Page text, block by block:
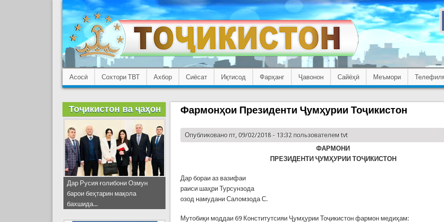
Асосӣ Сохтори ТВТ Ахбор Сиёсат Иқтисод Фарҳанг Ҷавонон Сайёҳӣ Меъмори
Фармонҳои Президенти Ҷумҳурии Тоҷикистон
Опубликовано пт, 09/02/2018 - 13:32 пользователемtvt
ФАРМОНИ
ПРЕЗИДЕНТИ ҶУМҲУРИИ ТОҶИКИСТОН
Дар бораи аз вазифаи
раиси шаҳри Турсунзода
озод намудани Саломзода С.
Мутобиқи моддаи 69 Конститутсияи Ҷумҳурии Тоҷикистон фармон медиҳам:
Тоҷикистон ва ҷаҳон
Дар Русия ғолибони Озмун
барои беҳтарин мақола
бахшида...